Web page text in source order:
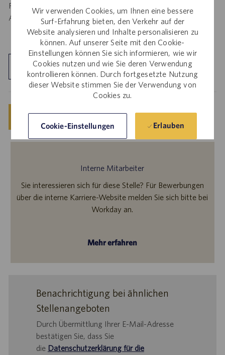
Wir verwenden Cookies, um Ihnen eine bessere
Surf-Erfahrung bieten, den Verkehr auf der
Website analysieren und Inhalte personalisieren zu
können. Auf unserer Seite mit den Cookie-
Einstellungen können Sie sich informieren, wie wir
Cookies nutzen und wie Sie deren Verwendung
kontrollieren können. Durch fortgesetzte Nutzung
dieser Website stimmen Sie der Verwendung von
Cookies zu.
Cookie-Einstellungen Erlauben
Position aufgrund einer unaufgeforderten Empfehlung einer
Agentur oder einer Suchfirma eingestellt wird. Vielen Dank.
Standort kennenlernen
Jetzt bewerben Speichern
Interne Mitarbeiter
Sie interessieren sich für diese Stelle? Für Bewerbungen
über die interne Karriere-Website melden Sie sich bitte bei
Workday an.
Mehr erfahren
Benachrichtigung bei ähnlichen
Stellenangeboten
Durch Übermittlung Ihrer E-Mail-Adresse
bestätigen Sie, dass Sie
die Datenschutzerklärung für die